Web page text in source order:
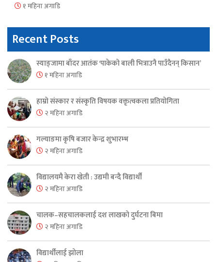
१ महिना अगाडि
Recent Posts
स्याङ्जामा बाँदर आतंक ‘पाकेको बाली भित्राउनै पाउँदैनन् किसान’
१ महिना अगाडि
हाम्रो संस्कार र संस्कृति विषयक वक्तृत्वकला प्रतियोगिता
२ महिना अगाडि
गल्याङमा कृषि बजार केन्द्र शुभारम्भ
२ महिना अगाडि
विद्यालयमै केरा खेती : उद्यमी बन्दै विद्यार्थी
२ महिना अगाडि
चालक–सहचालकलाई दश लाखको दुर्घटना बिमा
२ महिना अगाडि
विद्यार्थीलाई झोला